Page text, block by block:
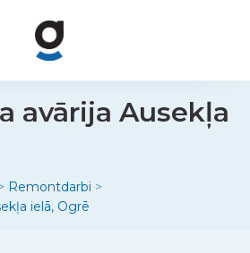
avārija Ausekļa
Remontdarbi >
ielā, Ogrē